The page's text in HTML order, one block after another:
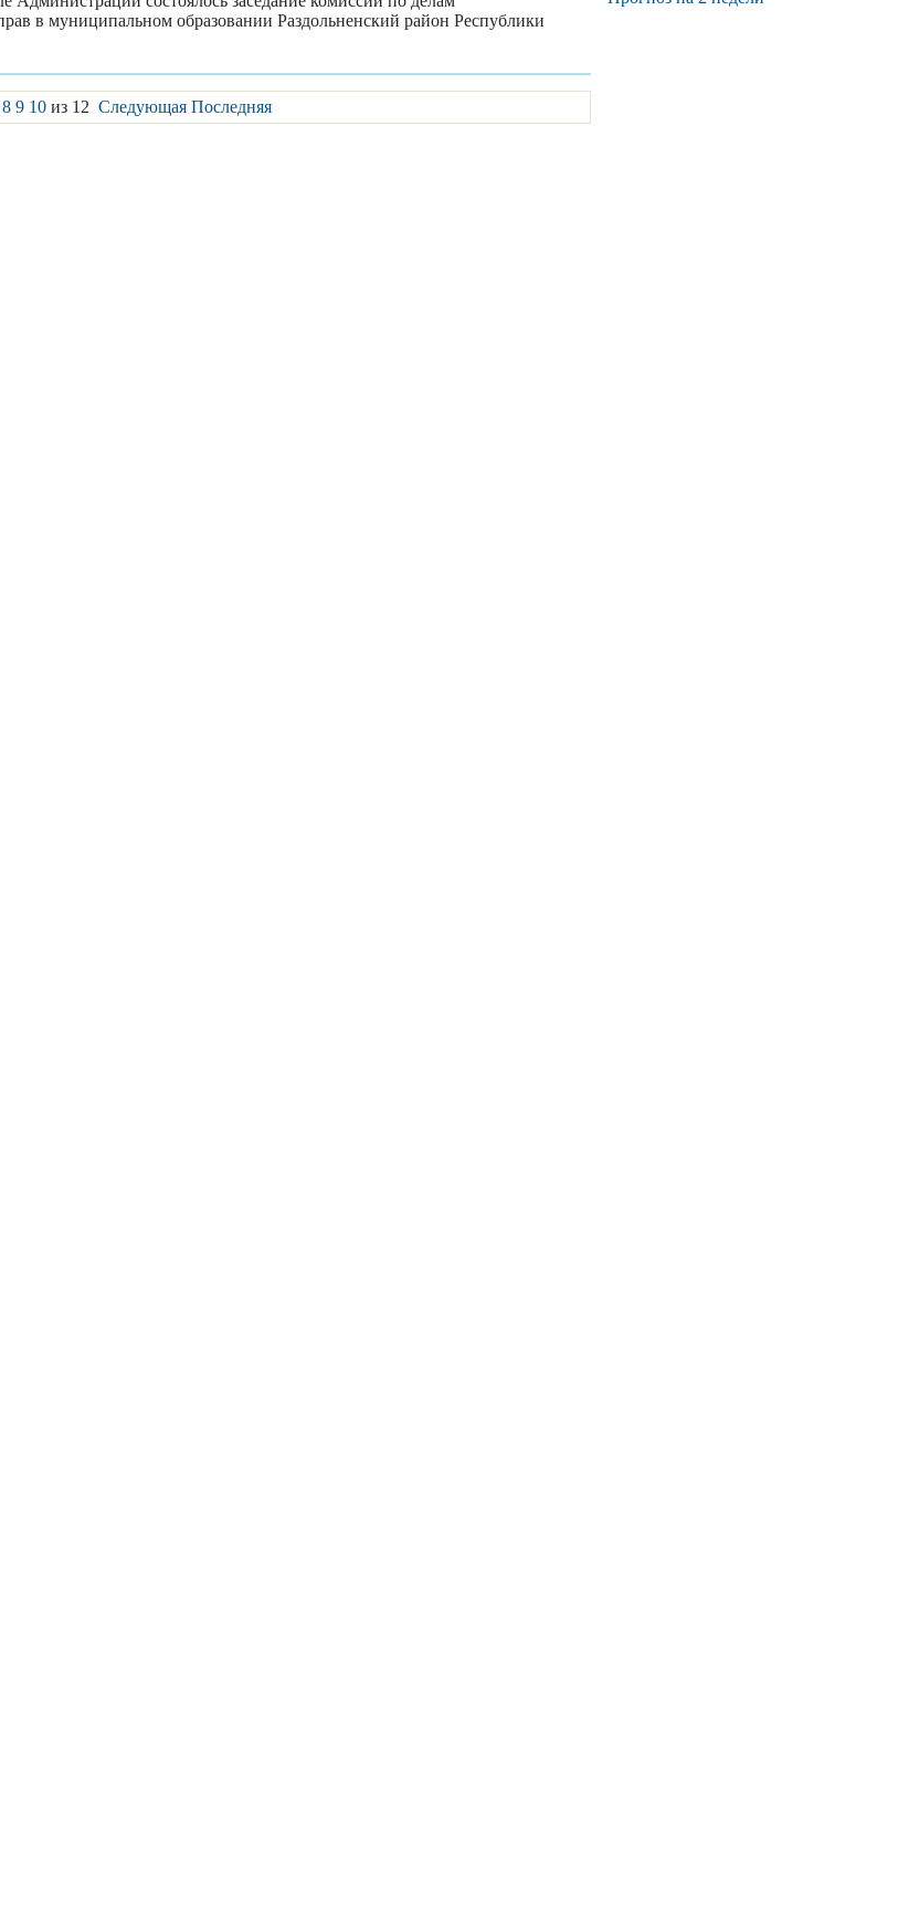
в муниципальном образовании Раздольненский район Республики
8 9 10 из 12 Следующая Последняя